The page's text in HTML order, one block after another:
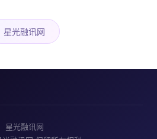
星光融讯网
星光融讯网